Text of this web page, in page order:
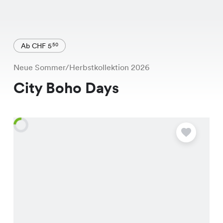
Ab CHF 550
Neue Sommer/Herbstkollektion 2026
City Boho Days